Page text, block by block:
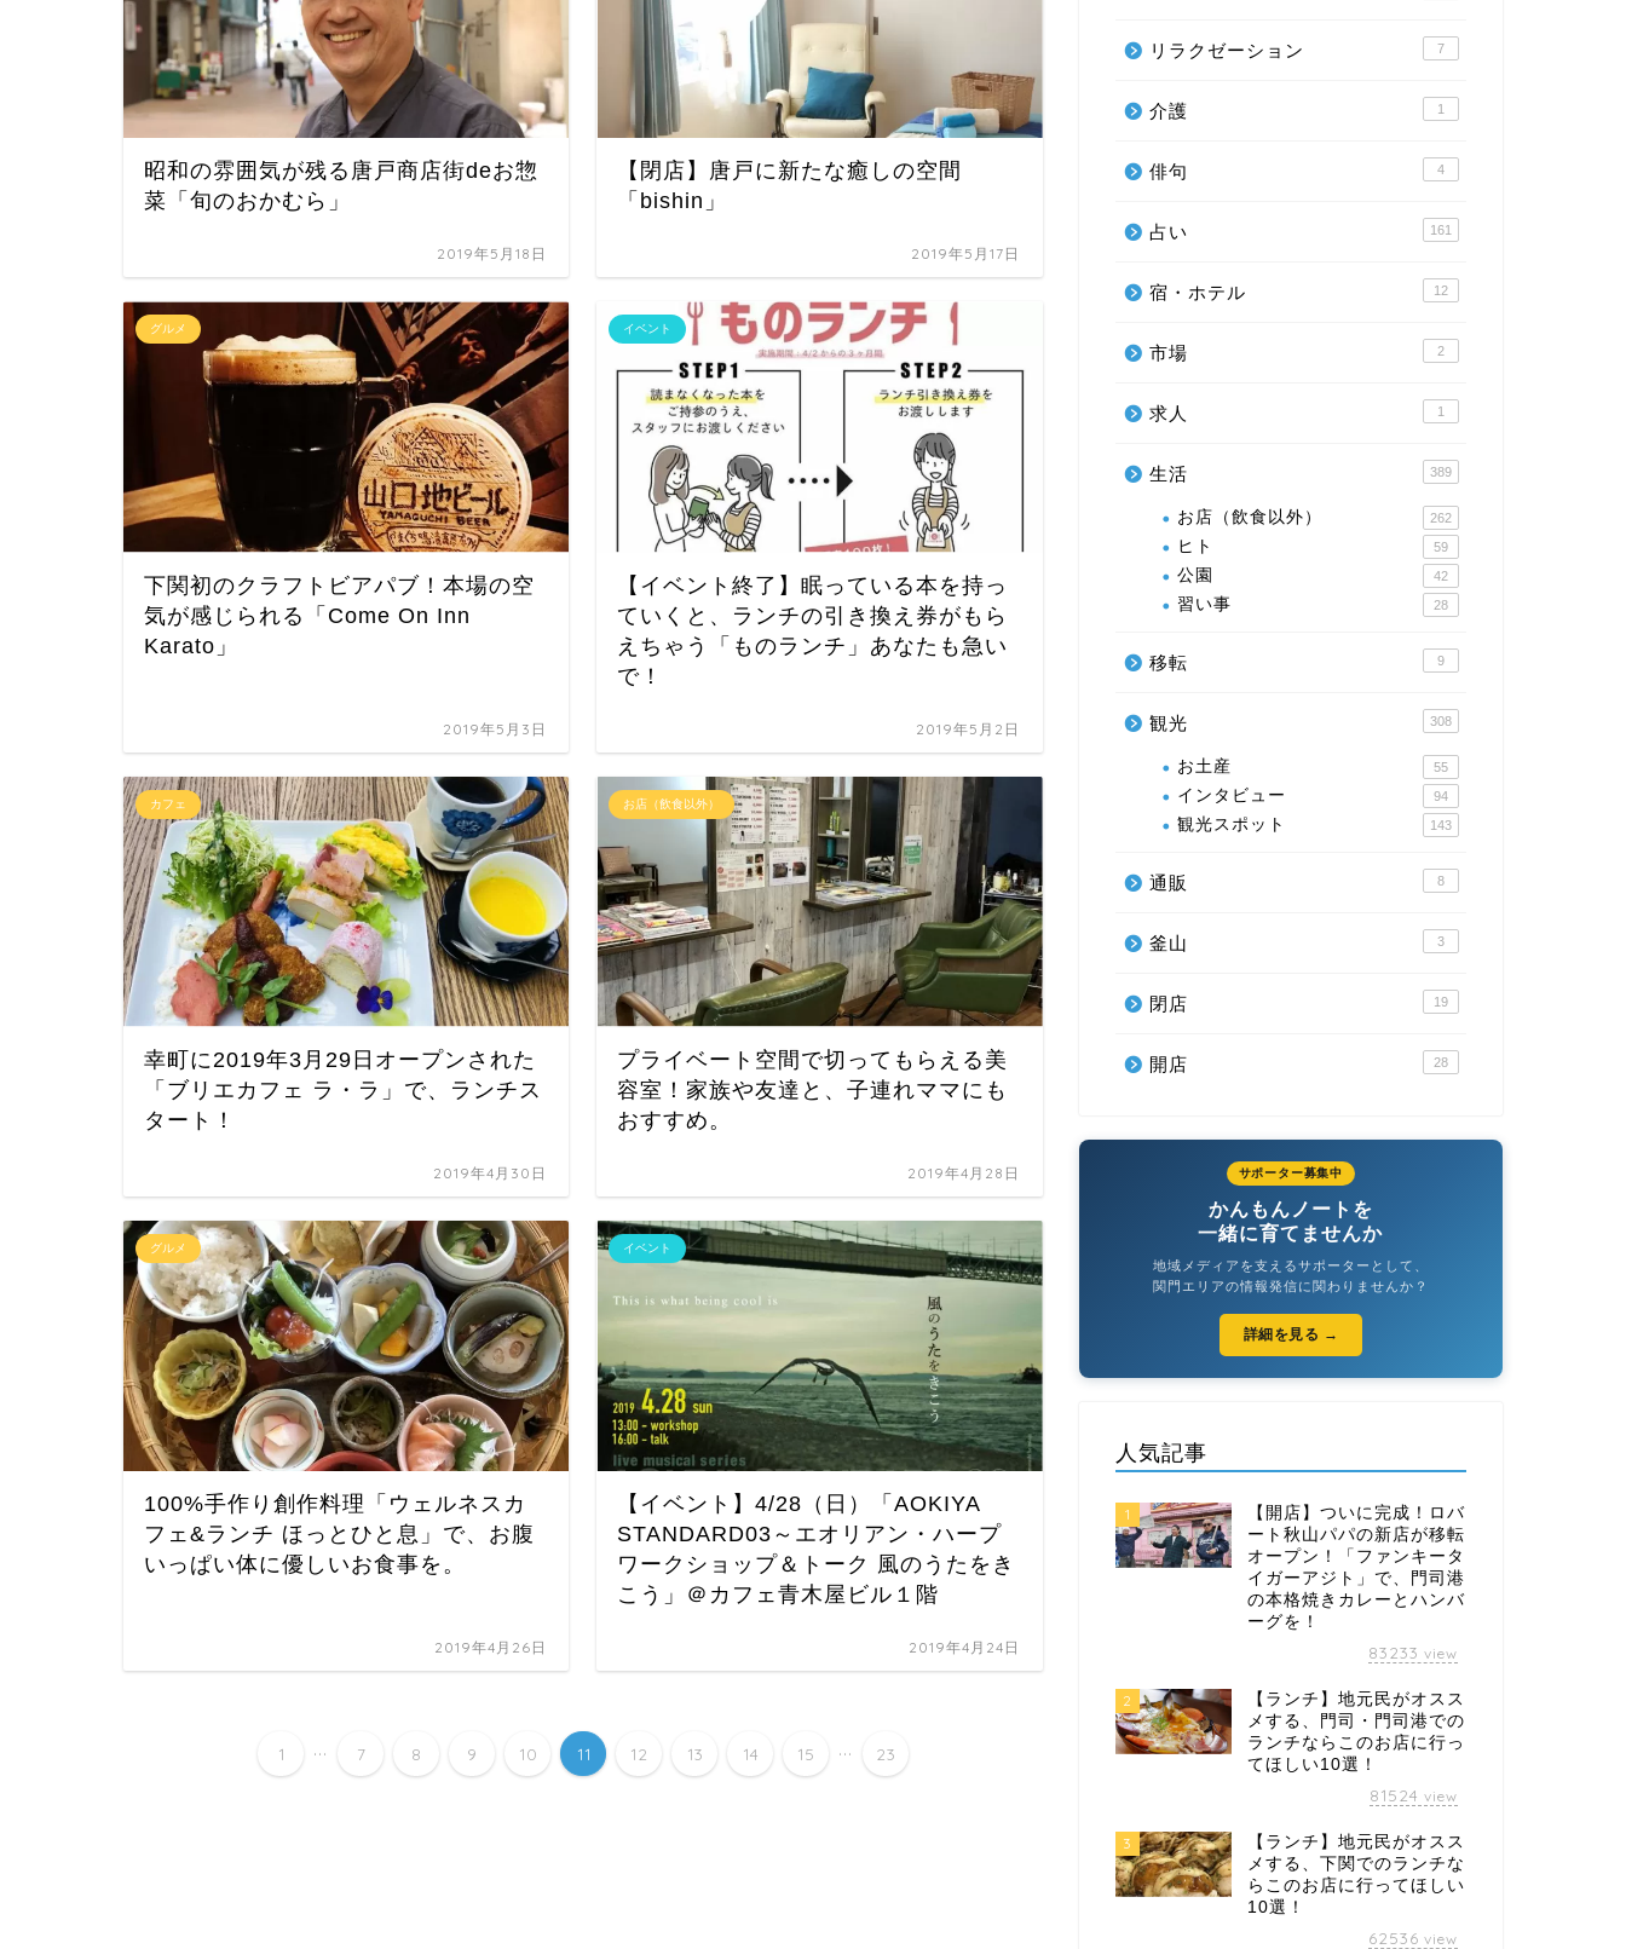
昭和の雰囲気が残る唐戸商店街deお惣
菜「旬のおかむら」
2019年5月18日
【閉店】唐戸に新たな癒しの空間
「bishin」
2019年5月17日
グルメ
下関初のクラフトビアパブ！本場の空
気が感じられる「Come On Inn
Karato」
2019年5月3日
イベント
【イベント終了】眠っている本を持っ
ていくと、ランチの引き換え券がもら
えちゃう「ものランチ」あなたも急い
で！
2019年5月2日
カフェ
幸町に2019年3月29日オープンされた
「ブリエカフェ ラ・ラ」で、ランチス
タート！
2019年4月30日
お店（飲食以外）
プライベート空間で切ってもらえる美
容室！家族や友達と、子連れママにも
おすすめ。
2019年4月28日
グルメ
100%手作り創作料理「ウェルネスカ
フェ&ランチ ほっとひと息」で、お腹
いっぱい体に優しいお食事を。
2019年4月26日
イベント
【イベント】4/28（日）「AOKIYA
STANDARD03～エオリアン・ハープ
ワークショップ＆トーク 風のうたをき
こう」＠カフェ青木屋ビル１階
2019年4月24日
1 ... 7 8 9 10 11 12 13 14 15 ... 23
リラクゼーション 7
介護 1
俳句 4
占い 161
宿・ホテル 12
市場 2
求人 1
生活 389
お店（飲食以外） 262
ヒト 59
公園 42
習い事 28
移転 9
観光 308
お土産 55
インタビュー 94
観光スポット 143
通販 8
釜山 3
閉店 19
開店 28
サポーター募集中
かんもんノートを
一緒に育てませんか
地域メディアを支えるサポーターとして、
関門エリアの情報発信に関わりませんか？
詳細を見る →
人気記事
1
【開店】ついに完成！ロバ
ート秋山パパの新店が移転
オープン！「ファンキータ
イガーアジト」で、門司港
の本格焼きカレーとハンバ
ーグを！
83233 view
2
【ランチ】地元民がオスス
メする、門司・門司港での
ランチならこのお店に行っ
てほしい10選！
81524 view
3
【ランチ】地元民がオスス
メする、下関でのランチな
らこのお店に行ってほしい
10選！
62536 view